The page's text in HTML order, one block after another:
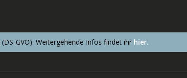
GVO). Weitergehende Infos findet ihr hier.